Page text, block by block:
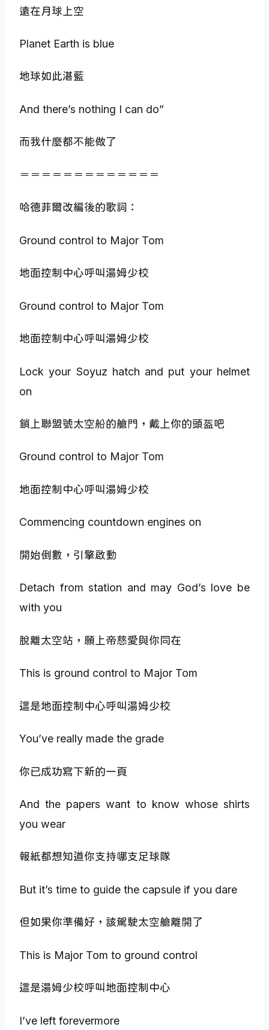
遠在月球上空
Planet Earth is blue
地球如此湛藍
And there’s nothing I can do”
而我什麼都不能做了
＝＝＝＝＝＝＝＝＝＝＝＝＝
哈德菲爾改編後的歌詞：
Ground control to Major Tom
地面控制中心呼叫湯姆少校
Ground control to Major Tom
地面控制中心呼叫湯姆少校
Lock your Soyuz hatch and put your helmet
on
鎖上聯盟號太空船的艙門，戴上你的頭盔吧
Ground control to Major Tom
地面控制中心呼叫湯姆少校
Commencing countdown engines on
開始倒數，引擎啟動
Detach from station and may God’s love be
with you
脫離太空站，願上帝慈愛與你同在
This is ground control to Major Tom
這是地面控制中心呼叫湯姆少校
You’ve really made the grade
你已成功寫下新的一頁
And the papers want to know whose shirts
you wear
報紙都想知道你支持哪支足球隊
But it’s time to guide the capsule if you dare
但如果你準備好，該駕駛太空艙離開了
This is Major Tom to ground control
這是湯姆少校呼叫地面控制中心
I’ve left forevermore